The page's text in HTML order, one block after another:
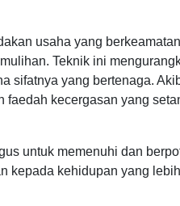
usaha yang
Teknik ini
sifatnya yang bertenaga.
faedah kecergasan yang
untuk memenuhi dan
kepada kehidupan yang